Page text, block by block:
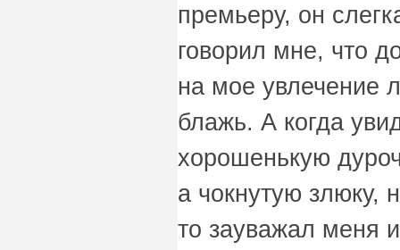
премьеру, он
говорил мне, что
на мое увлечение
блажь. А когда
хорошенькую
а чокнутую злюку,
то зауважал меня